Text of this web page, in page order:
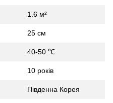
1.6 м²
25 см
40-50 ℃
10 років
Південна Корея